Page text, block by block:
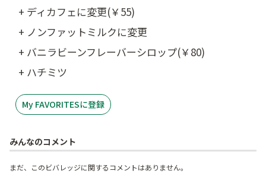
+ ディカフェに変更(￥55)
+ ノンファットミルクに変更
+ バニラビーンフレーバーシロップ(￥80)
+ ハチミツ
My FAVORITESに登録
みんなのコメント
まだ、このビバレッジに関するコメントはありません。